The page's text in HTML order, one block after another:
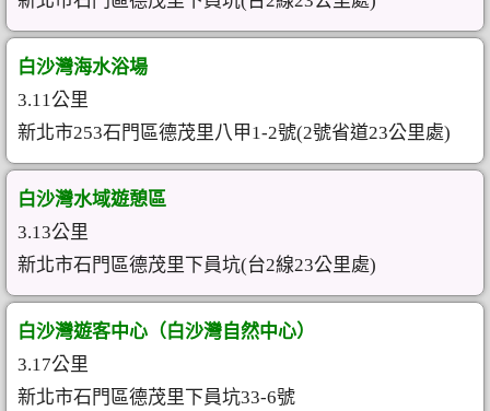
白沙灣海水浴場
3.11公里
新北市253石門區德茂里八甲1-2號(2號省道23公里處)
白沙灣水域遊憩區
3.13公里
新北市石門區德茂里下員坑(台2線23公里處)
白沙灣遊客中心（白沙灣自然中心）
3.17公里
新北市石門區德茂里下員坑33-6號